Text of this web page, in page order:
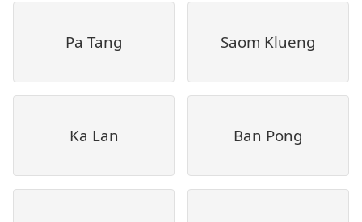
Pa Tang Saom Klueng
Ka Lan Ban Pong